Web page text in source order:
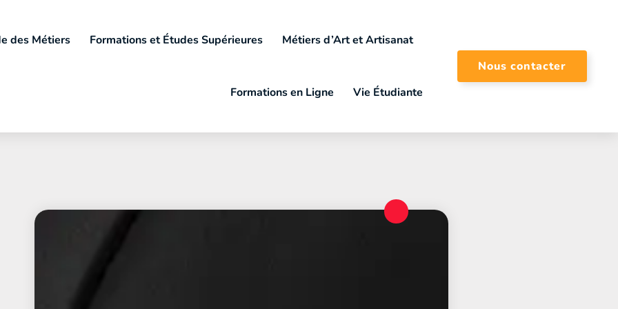
des Métiers Formations et Études Supérieures Métiers d’Art et Artisanat
Formations en Ligne Vie Étudiante
Nous contacter